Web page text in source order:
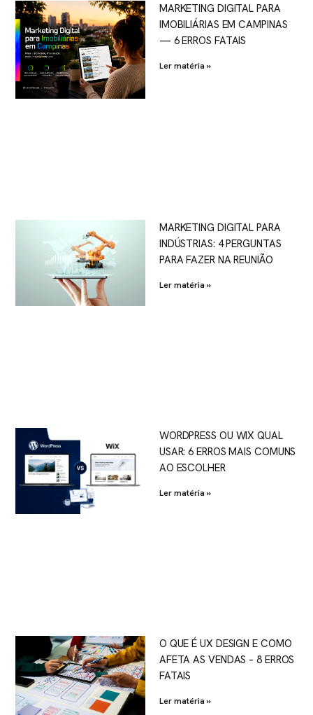
MARKETING DIGITAL PARA
IMOBILIÁRIAS EM CAMPINAS
— 6 ERROS FATAIS
Ler matéria »
MARKETING DIGITAL PARA
INDÚSTRIAS: 4 PERGUNTAS
PARA FAZER NA REUNIÃO
Ler matéria »
WORDPRESS OU WIX QUAL
USAR: 6 ERROS MAIS COMUNS
AO ESCOLHER
Ler matéria »
O QUE É UX DESIGN E COMO
AFETA AS VENDAS – 8 ERROS
FATAIS
Ler matéria »